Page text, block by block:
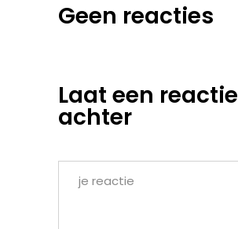
Geen reacties
Laat een reactie
achter